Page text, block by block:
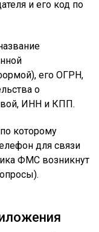
и его код по
его ОГРН,
о
ИНН и КПП.
которому
для связи
ФМС возникнут